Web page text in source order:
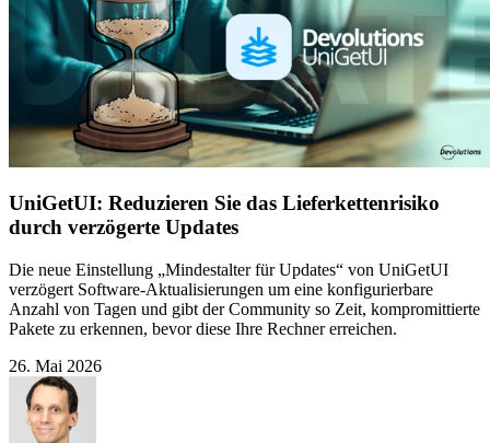
UniGetUI: Reduzieren Sie das Lieferkettenrisiko
durch verzögerte Updates
Die neue Einstellung „Mindestalter für Updates“ von UniGetUI
verzögert Software-Aktualisierungen um eine konfigurierbare
Anzahl von Tagen und gibt der Community so Zeit, kompromittierte
Pakete zu erkennen, bevor diese Ihre Rechner erreichen.
26. Mai 2026